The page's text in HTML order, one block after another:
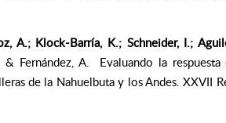
A.; Klock-Barría, K.; Schneider, I.;
& Fernández, A. Evaluando la respuesta
de la Nahuelbuta y los Andes. XXVII